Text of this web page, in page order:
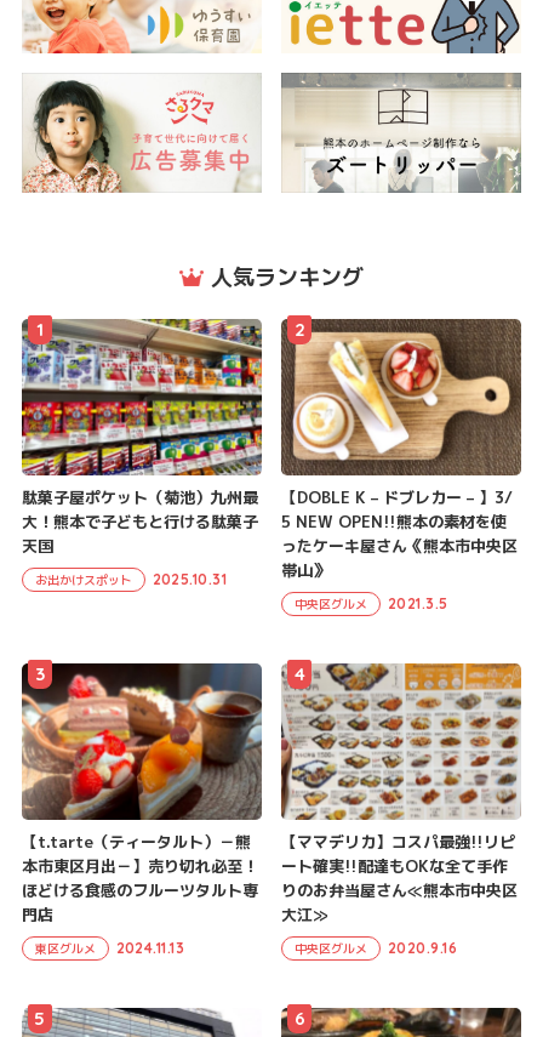
人気ランキング
駄菓子屋ポケット（菊池）九州最
大！熊本で子どもと行ける駄菓子
天国
お出かけスポット 2025.10.31
1
【DOBLE K – ドブレカー – 】3/
5 NEW OPEN!!熊本の素材を使
ったケーキ屋さん《熊本市中央区
帯山》
中央区グルメ 2021.3.5
2
【t.tarte（ティータルト）－熊
本市東区月出－】売り切れ必至！
ほどける食感のフルーツタルト専
門店
東区グルメ 2024.11.13
3
【ママデリカ】コスパ最強!!リピ
ート確実!!配達もOKな全て手作
りのお弁当屋さん≪熊本市中央区
大江≫
中央区グルメ 2020.9.16
4
5 6